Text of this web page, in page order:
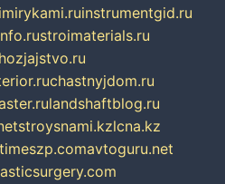
instrumentgid.ru
stroimaterials.ru
chastnyjdom.ru
landshaftblog.ru
stroysnami.kzlcna.kz
timeszp.comavtoguru.net